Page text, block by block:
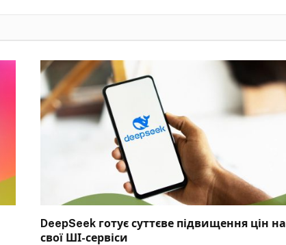
DeepSeek готує суттєве підвищення цін на
свої ШІ-сервіси